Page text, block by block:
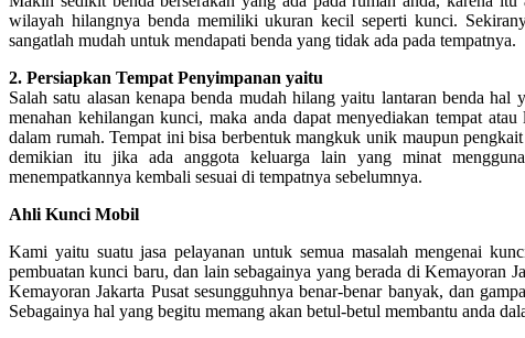
wilayah hilangnya benda memiliki ukuran kecil seperti kunci.
sangatlah mudah untuk mendapati benda yang tidak ada pada tempatnya.
2. Persiapkan Tempat Penyimpanan yaitu
Salah satu alasan kenapa benda mudah hilang yaitu lantaran benda
menahan kehilangan kunci, maka anda dapat menyediakan tempat
dalam rumah. Tempat ini bisa berbentuk mangkuk unik maupun
demikian itu jika ada anggota keluarga lain yang minat
menempatkannya kembali sesuai di tempatnya sebelumnya.
Ahli Kunci Mobil
Kami yaitu suatu jasa pelayanan untuk semua masalah mengenai
pembuatan kunci baru, dan lain sebagainya yang berada di Kemayoran
Kemayoran Jakarta Pusat sesungguhnya benar-benar banyak, dan
Sebagainya hal yang begitu memang akan betul-betul membantu anda